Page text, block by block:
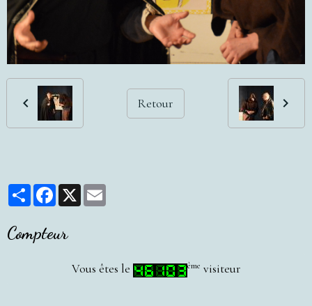
Retour
PartagerFacebook
X
Compteur
Vous êtes le ème visiteur